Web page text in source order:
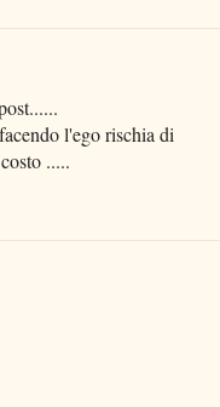
l'ego rischia di
.....